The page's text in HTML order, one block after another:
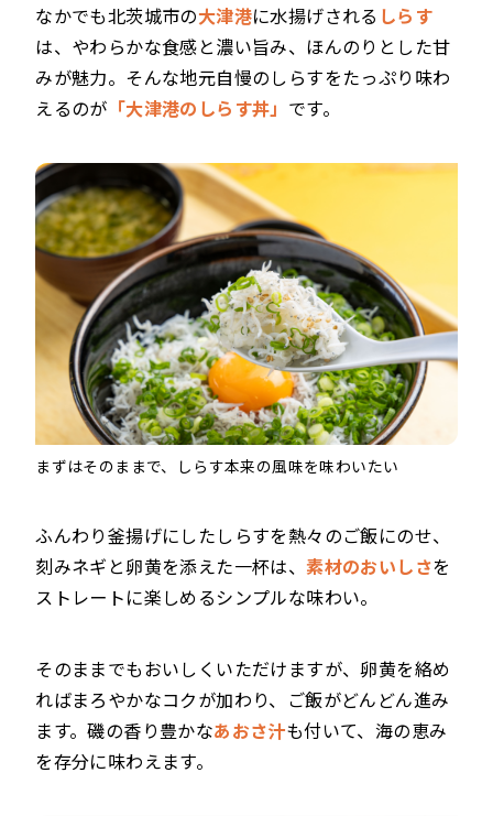
なかでも北茨城市の大津港に水揚げされる しらす
は、やわらかな食感と濃い旨み、ほんのりとした甘
みが魅力。そんな地元自慢のしらすをたっぷり味わ
えるのが 「大津港のしらす丼」 です。
まずはそのままで、しらす本来の風味を味わいたい
ふんわり釜揚げにしたしらすを熱々のご飯にのせ、
刻みネギと卵黄を添えた一杯は、素材のおいしさを
ストレートに楽しめるシンプルな味わい。
そのままでもおいしくいただけますが、卵黄を絡め
ればまろやかなコクが加わり、ご飯がどんどん進み
ます。磯の香り豊かなあおさ汁も付いて、海の恵み
を存分に味わえます。